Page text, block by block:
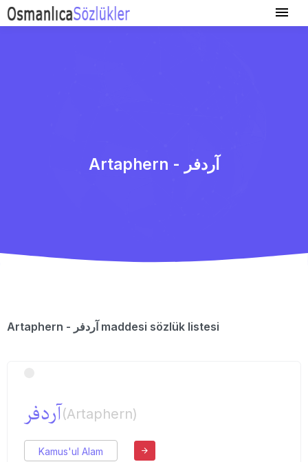
Artaphern - آردفر
Artaphern - آردفر maddesi sözlük listesi
آردفر(Artaphern)
Kamus'ul Alam